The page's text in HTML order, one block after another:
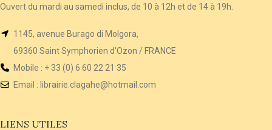
Ouvert du mardi au samedi inclus, de 10 à 12h et de 14 à 19h.
1145, avenue Burago di Molgora,
69360 Saint Symphorien d'Ozon / FRANCE
Mobile : + 33 (0) 6 60 22 21 35
Email : librairie .clagahe@hotmail.com
LIENS UTILES